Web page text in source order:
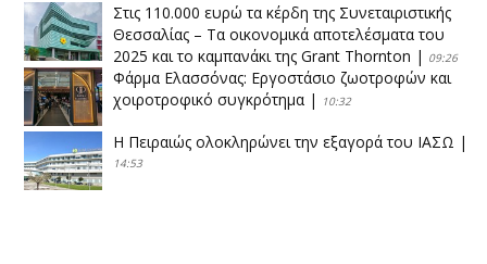
Στις 110.000 ευρώ τα κέρδη της Συνεταιριστικής
Θεσσαλίας – Τα οικονομικά αποτελέσματα του
2025 και το καμπανάκι της Grant Thornton | 09:26
Φάρμα Ελασσόνας: Εργοστάσιο ζωοτροφών και
χοιροτροφικό συγκρότημα | 10:32
Η Πειραιώς ολοκληρώνει την εξαγορά του ΙΑΣΩ |
14:53